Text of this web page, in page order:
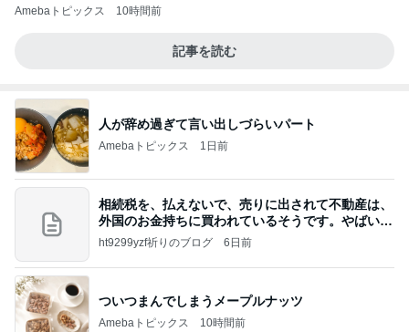
Amebaトピックス 10時間前
記事を読む
人が辞め過ぎて言い出しづらいパート
Amebaトピックス 1日前
相続税を、払えないで、売りに出されて不動産は、
外国のお金持ちに買われているそうです。やばいで
すよ
ht9299yzf祈りのブログ 6日前
ついつまんでしまうメープルナッツ
Amebaトピックス 10時間前